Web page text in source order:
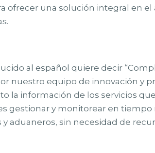
ofrecer una solución integral en el
al español quiere decir
nuestro equipo de innovación y
la información de los servicios
gestionar y monitorear en tiempo
aduaneros, sin necesidad de